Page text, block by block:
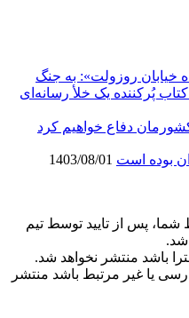
خیابان روزولت»: به جنگ
کتاب پُرکننده‌ یک خلأ رسانه‌ای
دفاع خواهیم کرد
بوده است
پس از تایید توسط تیم
شد.
باشد منتشر نخواهد شد.
یا غیر مرتبط باشد منتشر